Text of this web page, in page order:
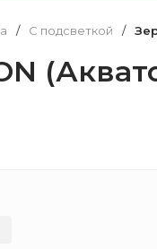
/ С подсветкой /